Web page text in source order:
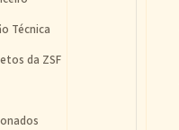
Técnica
da ZSF